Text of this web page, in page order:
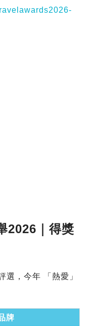
2026｜得獎
選，今年 「熱愛」
牌